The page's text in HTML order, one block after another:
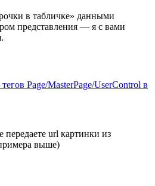
в табличке» данными
представления — я с вами
Page/MasterPage/UserControl в
передаете url картинки из
выше)